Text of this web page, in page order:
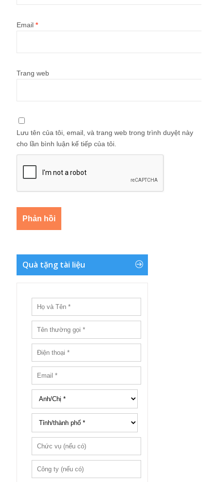
Email *
Trang web
Lưu tên của tôi, email, và trang web trong trình duyệt này
cho lần bình luận kế tiếp của tôi.
Quà tặng tài liệu